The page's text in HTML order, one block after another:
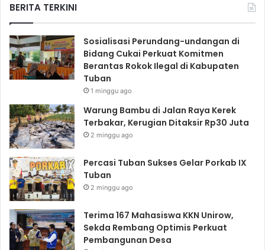
BERITA TERKINI
Sosialisasi Perundang-undangan di
Bidang Cukai Perkuat Komitmen
Berantas Rokok Ilegal di Kabupaten
Tuban
1 minggu ago
Warung Bambu di Jalan Raya Kerek
Terbakar, Kerugian Ditaksir Rp30 Juta
2 minggu ago
Percasi Tuban Sukses Gelar Porkab IX
Tuban
2 minggu ago
Terima 167 Mahasiswa KKN Unirow,
Sekda Rembang Optimis Perkuat
Pembangunan Desa